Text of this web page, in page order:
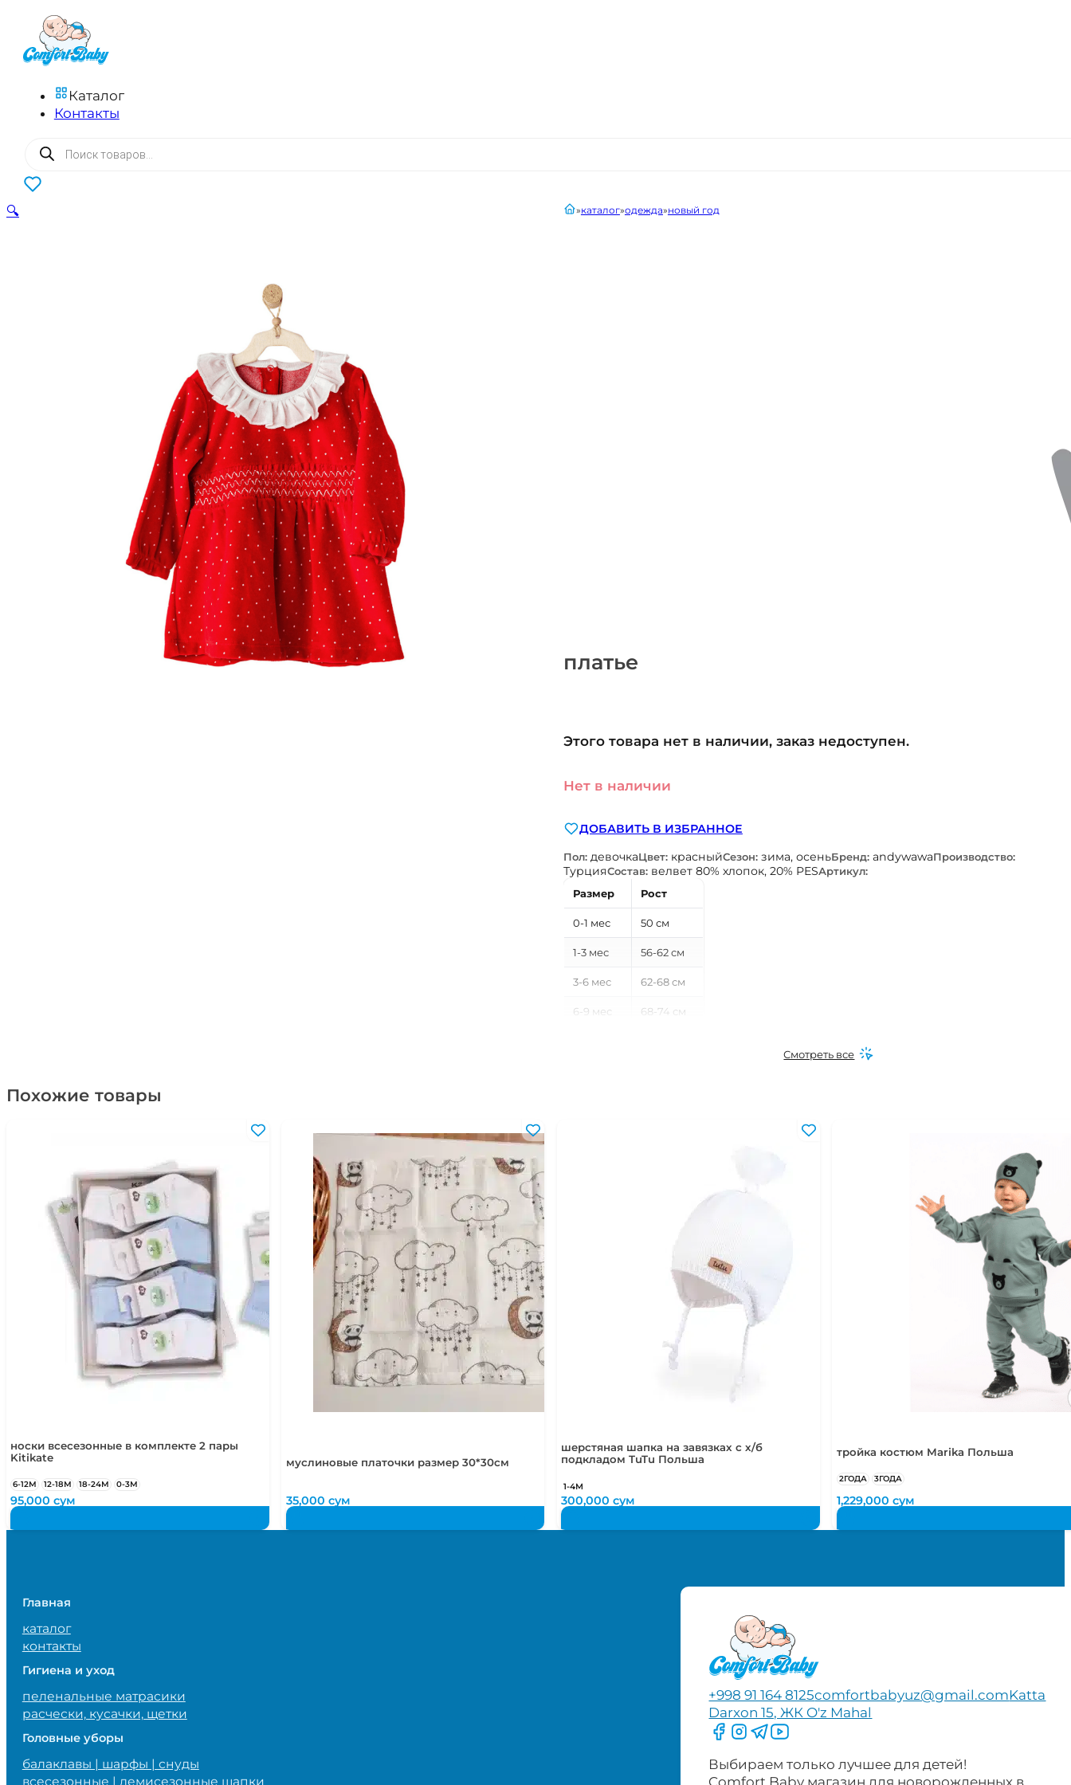
Каталог
Контакты
Поиск
товаров
0
платье
главнаякаталог одежда новый год
Этого товара нет в наличии, заказ недоступен.
Нет в наличии
ДОБАВИТЬ В ИЗБРАННОЕ
Пол: девочкаЦвет: красныйСезон: зима, осеньБренд: andywawaПроизводство:
ТурцияСостав: велвет 80% хлопок, 20% PESАртикул:
Размер
Рост
0-1 мес 50 см
1-3 мес 56-62 см
3-6 мес 62-68 см
6-9 мес 68-74 см
Смотреть все
🔍
Похожие товары
носки всесезонные в комплекте 2 пары
Kitikate
6-12М 12-18М 18-24М 0-3М
95,000сум
муслиновые платочки размер 30*30см
35,000 сум
шерстяная шапка на завязках с х/б
подкладом TuTu Польша
1-4М
300,000сум
тройка костюм Marika Польша
2ГОДА 3ГОДА
1,229,000 сум
Главная
каталог
контакты
Гигиена и уход
пеленальные матрасики
расчески, кусачки, щетки
Головные уборы
балаклавы | шарфы | снуды
всесезонные | демисезонные шапки
+998 91 164 8125comfortbabyuz@gmail.comKatta
Darxon 15, ЖК O'z Mahal
Следите за нами на Facebook
Следите за нами в Instagram
Следите за нами в Telegram
Следите за нами в YouTube
Выбираем только лучшее для детей!
Comfort Baby магазин для новорожденных в